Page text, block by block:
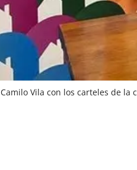
Camilo Vila con los carteles de la